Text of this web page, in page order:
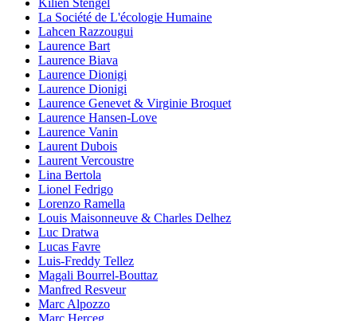
Kilien Stengel
La Société de L'écologie Humaine
Lahcen Razzougui
Laurence Bart
Laurence Biava
Laurence Dionigi
Laurence Dionigi
Laurence Genevet & Virginie Broquet
Laurence Hansen-Love
Laurence Vanin
Laurent Dubois
Laurent Vercoustre
Lina Bertola
Lionel Fedrigo
Lorenzo Ramella
Louis Maisonneuve & Charles Delhez
Luc Dratwa
Lucas Favre
Luis-Freddy Tellez
Magali Bourrel-Bouttaz
Manfred Resveur
Marc Alpozzo